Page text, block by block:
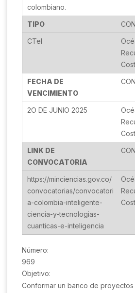
colombiano.
TIPO
CTeI
FECHA DE
VENCIMIENTO
2O DE JUNIO 2025
LINK DE
CONVOCATORIA
https://minciencias.gov.co/
convocatorias/convocatori
a-colombia-inteligente-
ciencia-y-tecnologias-
cuanticas-e-inteligencia
Número:
969
Objetivo:
Conformar un banco de